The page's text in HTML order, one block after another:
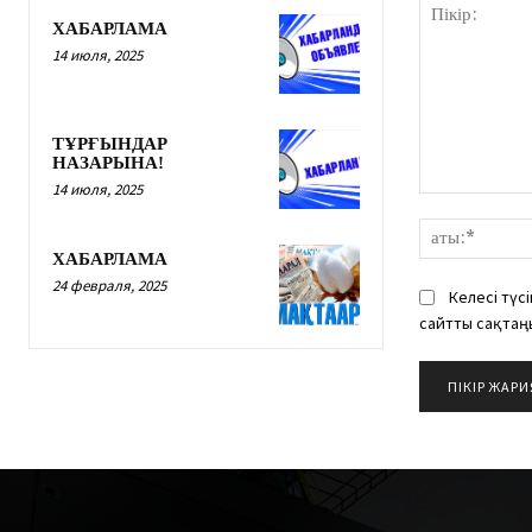
ХАБАРЛАМА
14 июля, 2025
ТҰРҒЫНДАР
НАЗАРЫНА!
14 июля, 2025
ХАБАРЛАМА
24 февраля, 2025
Келесі
сайтты